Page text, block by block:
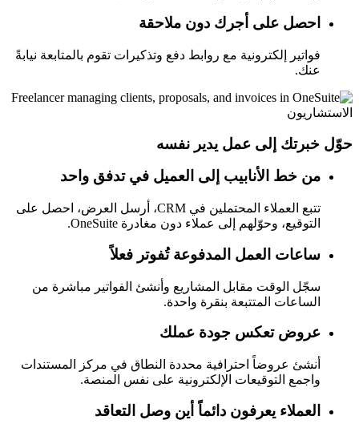
احصل على أجرك دون ملاحقة
فواتير إلكترونية مع روابط دفع وتذكيرات تقوم بالمتابعة نيابةً
عنك.
الاستشاريون
حوّل خبرتك إلى عمل يدير نفسه
من خط الأنابيب إلى العميل في تدفق واحد
تتبع العملاء المحتملين في CRM، أرسل العرض، احصل على
التوقيع، وحوّلهم إلى عملاء دون مغادرة OneSuite.
ساعات العمل المدفوعة تُفوتر فعلاً
سجّل الوقت مقابل المشاريع وأنشئ الفواتير مباشرة من
الساعات المتتبعة بنقرة واحدة.
عروض تعكس جودة عملك
أنشئ عروضاً احترافية محددة النطاق في مركز المستندات
واجمع التوقيعات الإلكترونية على نفس المنصة.
العملاء يعرفون دائماً أين وصل التعاقد